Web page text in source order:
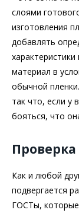
слоями
изготовления
добавлять
материал в
обычной
так что, если у
бояться, что
Как и любой
подвергается
ГОСТы,